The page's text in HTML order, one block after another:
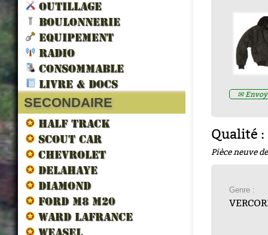
OUTILLAGE
BOULONNERIE
EQUIPEMENT
RADIO
CONSOMMABLE
LIVRE & DOCS
SECONDAIRE
HALF TRACK
SCOUT CAR
CHEVROLET
DELAHAYE
DIAMOND
FORD M8 M20
WARD LAFRANCE
WEASEL
✉
Qualité :
Pièce neuve
Genre :
LES VEHICULES ALLIES DE
Prix : 16.67€ HT